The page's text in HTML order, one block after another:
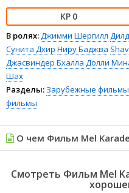
0
В ролях:Джимми Шергилл
Сунита Дхир Ниру Баджва
Джасвиндер Бхалла Долли
Шах
Разделы: Зарубежные фильмы
фильмы
О чем Фильм Mel
Смотреть Фильм Mel